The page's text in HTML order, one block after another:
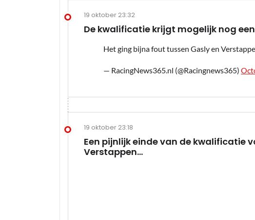
19 oktober 23:32
De kwalificatie krijgt mogelijk nog
Het ging bijna fout tussen Gasly en
— RacingNews365.nl (@Racingnews365)
19 oktober 23:18
Een pijnlijk einde van de kwalificatie
Verstappen...